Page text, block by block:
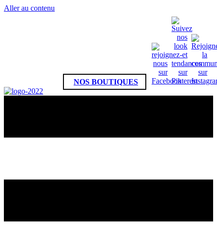
Aller au contenu
NOS BOUTIQUES
Panneau de gestion des cookies